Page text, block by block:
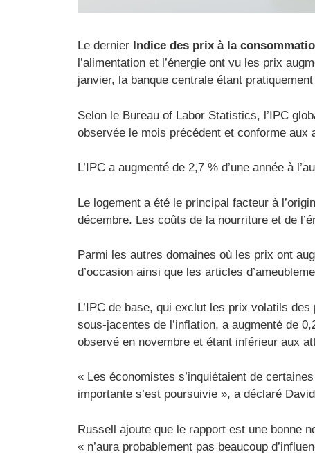
Le dernier Indice des prix à la
l’alimentation et l’énergie ont vu les prix
janvier, la banque centrale étant
Selon le Bureau of Labor Statistics, l’IPC
observée le mois précédent et conforme aux
L’IPC a augmenté de 2,7 % d’une année à
Le logement a été le principal facteur à
décembre. Les coûts de la nourriture et de
Parmi les autres domaines où les prix ont
d’occasion ainsi que les articles
L’IPC de base, qui exclut les prix volatils
sous-jacentes de l’inflation, a augmenté de
observé en novembre et étant inférieur aux
« Les économistes s’inquiétaient de
importante s’est poursuivie », a déclaré
Russell ajoute que le rapport est une bonne
« n’aura probablement pas beaucoup